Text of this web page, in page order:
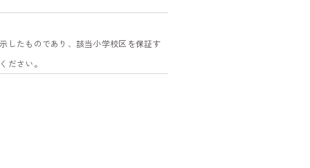
したものであり、該当小学校区を保証す
ださい。